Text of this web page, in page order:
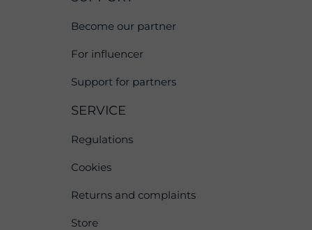
Store
Returns and complaints
Cookies
Regulations
SERVICE
Support for partners
For influencer
Become our partner